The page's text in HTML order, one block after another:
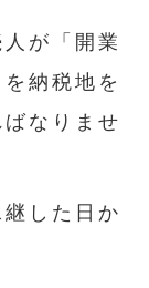
が「開業
納税地を
なりませ
した日か